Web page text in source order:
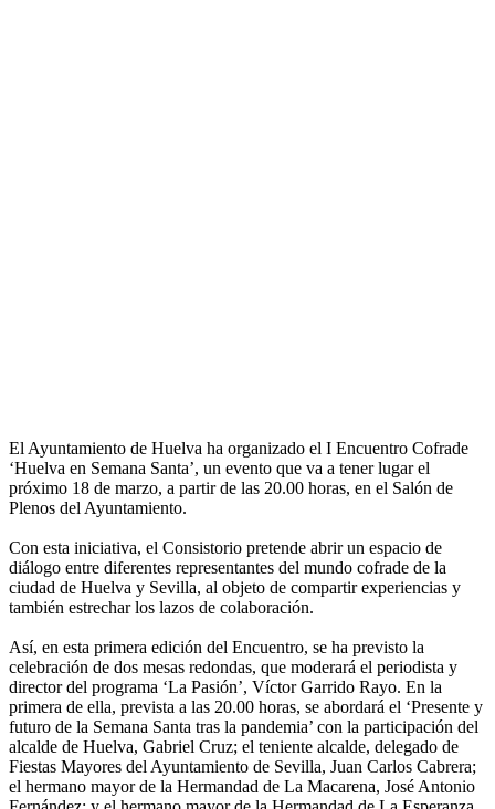
El Ayuntamiento de Huelva ha organizado el I Encuentro Cofrade
‘Huelva en Semana Santa’, un evento que va a tener lugar el
próximo 18 de marzo, a partir de las 20.00 horas, en el Salón de
Plenos del Ayuntamiento.
Con esta iniciativa, el Consistorio pretende abrir un espacio de
diálogo entre diferentes representantes del mundo cofrade de la
ciudad de Huelva y Sevilla, al objeto de compartir experiencias y
también estrechar los lazos de colaboración.
Así, en esta primera edición del Encuentro, se ha previsto la
celebración de dos mesas redondas, que moderará el periodista y
director del programa ‘La Pasión’, Víctor Garrido Rayo. En la
primera de ella, prevista a las 20.00 horas, se abordará el ‘Presente y
futuro de la Semana Santa tras la pandemia’ con la participación del
alcalde de Huelva, Gabriel Cruz; el teniente alcalde, delegado de
Fiestas Mayores del Ayuntamiento de Sevilla, Juan Carlos Cabrera;
el hermano mayor de la Hermandad de La Macarena, José Antonio